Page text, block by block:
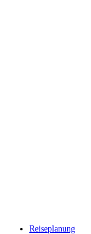
Reiseplanung